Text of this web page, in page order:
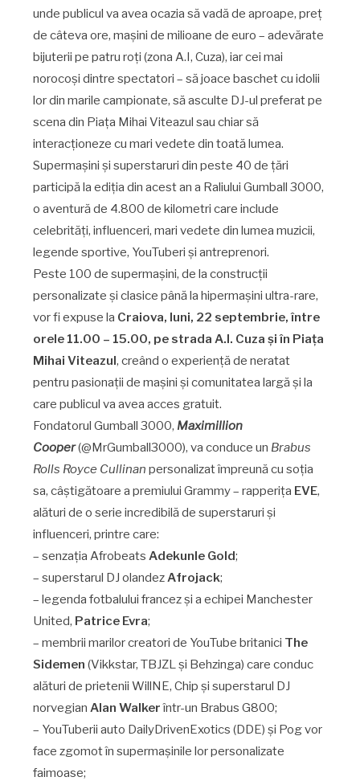
unde publicul va avea ocazia să vadă de aproape, preț
de câteva ore, mașini de milioane de euro – adevărate
bijuterii pe patru roți (zona A.I, Cuza), iar cei mai
norocoși dintre spectatori – să joace baschet cu idolii
lor din marile campionate, să asculte DJ-ul preferat pe
scena din Piața Mihai Viteazul sau chiar să
interacționeze cu mari vedete din toată lumea.
Supermașini și superstaruri din peste 40 de țări
participă la ediția din acest an a Raliului Gumball 3000,
o aventură de 4.800 de kilometri care include
celebrități, influenceri, mari vedete din lumea muzicii,
legende sportive, YouTuberi și antreprenori.
Peste 100 de supermașini, de la construcții
personalizate și clasice până la hipermașini ultra-rare,
vor fi expuse la Craiova, luni, 22 septembrie, între
orele 11.00 – 15.00, pe strada A.I. Cuza și în Piața
Mihai Viteazul, creând o experiență de neratat
pentru pasionații de mașini și comunitatea largă și la
care publicul va avea acces gratuit.
Fondatorul Gumball 3000, Maximillion
Cooper(@MrGumball3000), va conduce un Brabus
Rolls Royce Cullinan personalizat împreună cu soția
sa, câștigătoare a premiului Grammy – rapperița EVE,
alături de o serie incredibilă de superstaruri și
influenceri, printre care:
– senzația Afrobeats Adekunle Gold;
– superstarul DJ olandezAfrojack;
– legenda fotbalului francez și a echipei Manchester
United, Patrice Evra;
– membrii marilor creatori de YouTube britanici The
Sidemen (Vikkstar, TBJZL și Behzinga) care conduc
alături de prietenii WillNE, Chip și superstarul DJ
norvegian Alan Walkerîntr-un Brabus G800;
– YouTuberii auto DailyDrivenExotics (DDE) și Pog vor
face zgomot în supermașinile lor personalizate
faimoase;